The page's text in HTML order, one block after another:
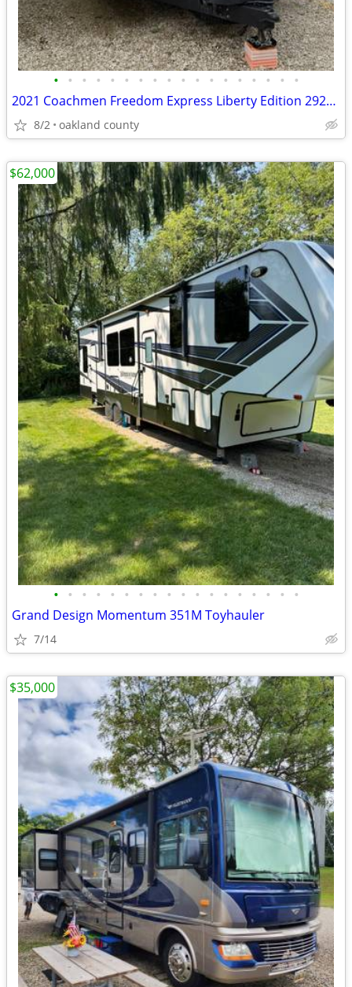
• • • • • • • • • • • • • • • • • •
2021 Coachmen Freedom Express Liberty Edition 292bhdsle
8/2 oakland county
• • • • • • • • • • • • • • • • • •
Grand Design Momentum 351M Toyhauler
7/14
$62,000
$35,000